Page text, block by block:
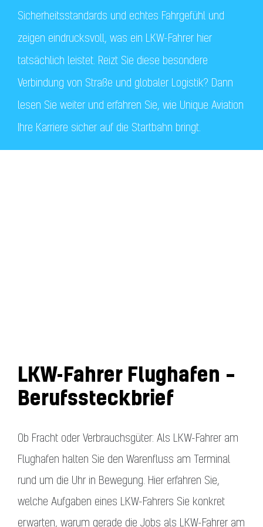
Sicherheitsstandards und echtes Fahrgefühl und
zeigen eindrucksvoll, was ein LKW-Fahrer hier
tatsächlich leistet. Reizt Sie diese besondere
Verbindung von Straße und globaler Logistik? Dann
lesen Sie weiter und erfahren Sie, wie Unique Aviation
Ihre Karriere sicher auf die Startbahn bringt.
LKW-Fahrer Flughafen –
Berufssteckbrief
Ob Fracht oder Verbrauchsgüter: Als LKW-Fahrer am
Flughafen halten Sie den Warenfluss am Terminal
rund um die Uhr in Bewegung. Hier erfahren Sie,
welche Aufgaben eines LKW-Fahrers Sie konkret
erwarten, warum gerade die Jobs als LKW-Fahrer am